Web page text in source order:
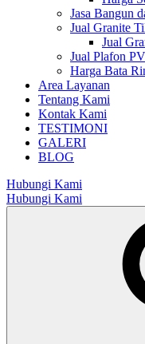
Jasa Bangun
Jual Granite
Jual
Jual Plafon
Harga Bata
Area Layanan
Tentang Kami
Kontak Kami
TESTIMONI
GALERI
BLOG
Hubungi Kami
Hubungi Kami